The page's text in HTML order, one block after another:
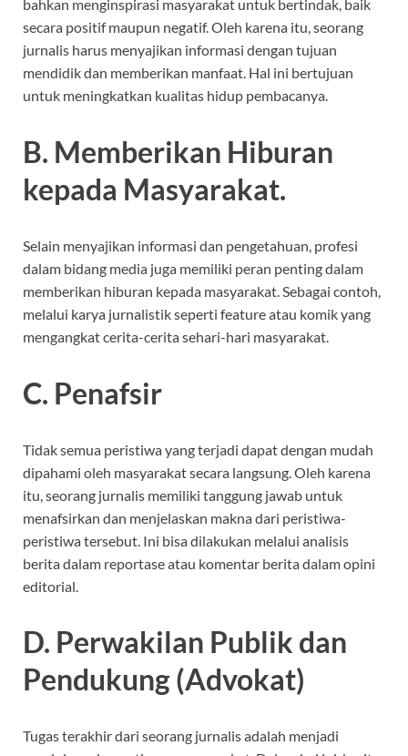
bahkan menginspirasi masyarakat untuk bertindak, baik
secara positif maupun negatif. Oleh karena itu, seorang
jurnalis harus menyajikan informasi dengan tujuan
mendidik dan memberikan manfaat. Hal ini bertujuan
untuk meningkatkan kualitas hidup pembacanya.
B. Memberikan Hiburan
kepada Masyarakat.
Selain menyajikan informasi dan pengetahuan, profesi
dalam bidang media juga memiliki peran penting dalam
memberikan hiburan kepada masyarakat. Sebagai contoh,
melalui karya jurnalistik seperti feature atau komik yang
mengangkat cerita-cerita sehari-hari masyarakat.
C. Penafsir
Tidak semua peristiwa yang terjadi dapat dengan mudah
dipahami oleh masyarakat secara langsung. Oleh karena
itu, seorang jurnalis memiliki tanggung jawab untuk
menafsirkan dan menjelaskan makna dari peristiwa-
peristiwa tersebut. Ini bisa dilakukan melalui analisis
berita dalam reportase atau komentar berita dalam opini
editorial.
D. Perwakilan Publik dan
Pendukung (Advokat)
Tugas terakhir dari seorang jurnalis adalah menjadi